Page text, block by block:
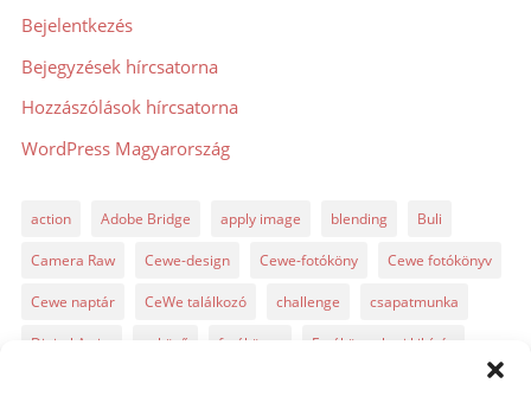
Bejelentkezés
Bejegyzések hírcsatorna
Hozzászólások hírcsatorna
WordPress Magyarország
action Adobe Bridge apply image blending Buli
Camera Raw Cewe-design Cewe-fotóköny Cewe fotókönyv
Cewe naptár CeWe találkozó challenge csapatmunka
Digital Artist esküvő fotókönyv Fotókönyv heti kihívás
karácsony